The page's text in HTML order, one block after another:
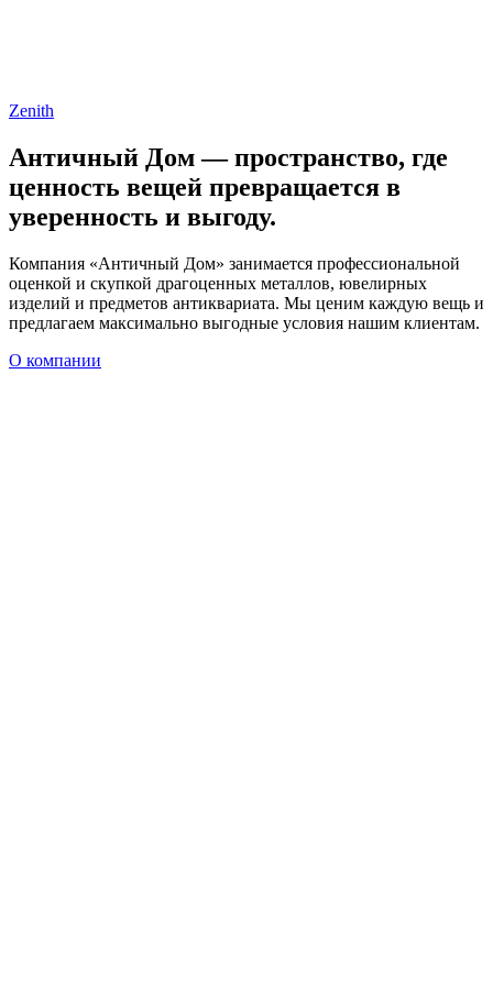
Zenith
Античный Дом — пространство, где
ценность вещей превращается в
уверенность и выгоду.
Компания «Античный Дом» занимается профессиональной
оценкой и скупкой драгоценных металлов, ювелирных
изделий и предметов антиквариата. Мы ценим каждую вещь и
предлагаем максимально выгодные условия нашим клиентам.
О компании